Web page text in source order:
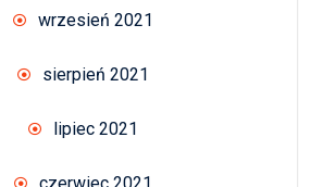
wrzesień 2021
sierpień 2021
lipiec 2021
czerwiec 2021